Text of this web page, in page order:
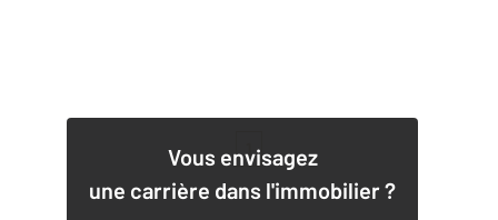
Vous envisagez
une carrière dans l'immobilier ?